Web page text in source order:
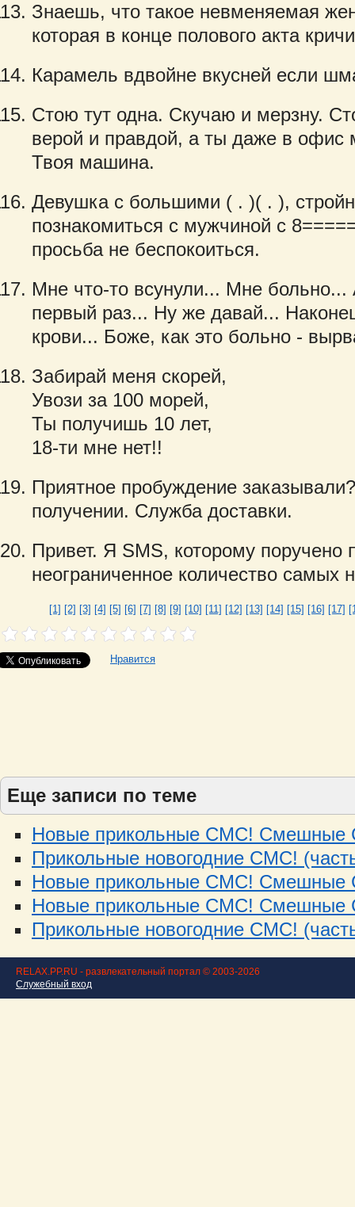
Знаешь, что такое невменяемая
которая в конце полового акта
Карамель вдвойне вкусней если
Стою тут одна. Скучаю и мерзну.
верой и правдой, а ты даже в офис
Твоя машина.
Девушка с большими ( . )( . ),
познакомиться с мужчиной с
просьба не беспокоиться.
Мне что-то всунули... Мне
первый раз... Ну же давай...
крови... Боже, как это больно -
Забирай меня скорей,
Увози за 100 морей,
Ты получишь 10 лет,
18-ти мне нет!!
Приятное пробуждение
получении. Служба доставки.
Привет. Я SMS, которому поручено
неограниченное количество самых
[1] [2] [3] [4] [5] [6] [7] [8] [9] [10] [11] [12] [13] [14] [15] [16] [17]
Нравится
Еще записи по теме
Новые прикольные СМС! Смешные
Прикольные новогодние СМС!
Новые прикольные СМС! Смешные
Новые прикольные СМС! Смешные
Прикольные новогодние СМС!
RELAX.PP.RU - развлекательный портал © 2003-2026
Служебный вход